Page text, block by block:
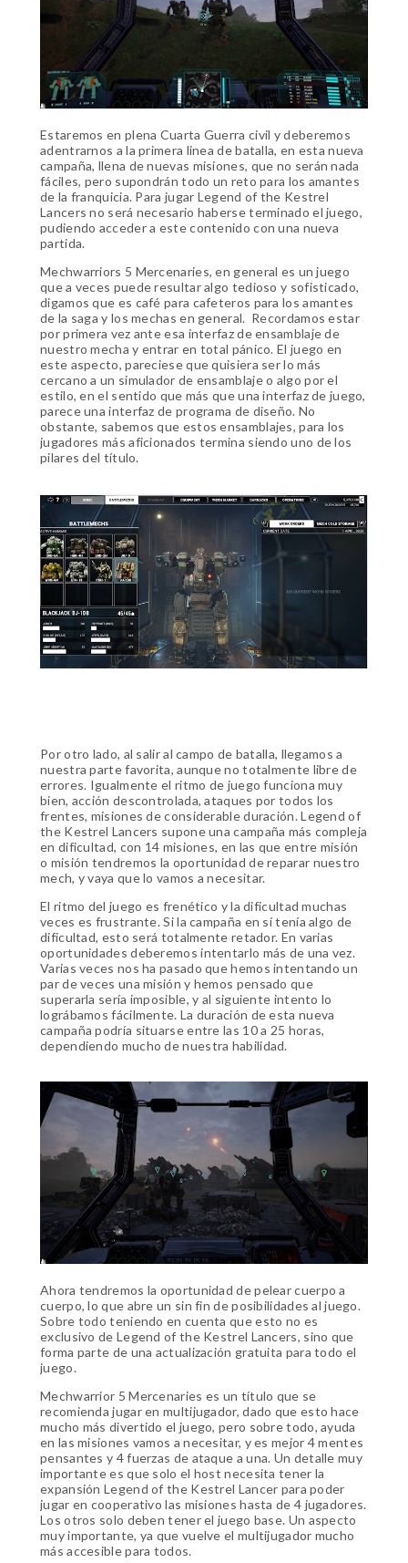
Estaremos en plena Cuarta Guerra civil y deberemos
adentrarnos a la primera linea de batalla, en esta nueva
campaña, llena de nuevas misiones, que no serán nada
fáciles, pero supondrán todo un reto para los amantes
de la franquicia. Para jugar Legend of the Kestrel
Lancers no será necesario haberse terminado el juego,
pudiendo acceder a este contenido con una nueva
partida.
Mechwarriors 5 Mercenaries, en general es un juego
que a veces puede resultar algo tedioso y sofisticado,
digamos que es café para cafeteros para los amantes
de la saga y los mechas en general. Recordamos estar
por primera vez ante esa interfaz de ensamblaje de
nuestro mecha y entrar en total pánico. El juego en
este aspecto, pareciese que quisiera ser lo más
cercano a un simulador de ensamblaje o algo por el
estilo, en el sentido que más que una interfaz de juego,
parece una interfaz de programa de diseño. No
obstante, sabemos que estos ensamblajes, para los
jugadores más aficionados termina siendo uno de los
pilares del título.
Por otro lado, al salir al campo de batalla, llegamos a
nuestra parte favorita, aunque no totalmente libre de
errores. Igualmente el ritmo de juego funciona muy
bien, acción descontrolada, ataques por todos los
frentes, misiones de considerable duración. Legend of
the Kestrel Lancers supone una campaña más compleja
en dificultad, con 14 misiones, en las que entre misión
o misión tendremos la oportunidad de reparar nuestro
mech, y vaya que lo vamos a necesitar.
El ritmo del juego es frenético y la dificultad muchas
veces es frustrante. Si la campaña en sí tenía algo de
dificultad, esto será totalmente retador. En varias
oportunidades deberemos intentarlo más de una vez.
Varias veces nos ha pasado que hemos intentando un
par de veces una misión y hemos pensado que
superarla sería imposible, y al siguiente intento lo
lográbamos fácilmente. La duración de esta nueva
campaña podría situarse entre las 10 a 25 horas,
dependiendo mucho de nuestra habilidad.
Ahora tendremos la oportunidad de pelear cuerpo a
cuerpo, lo que abre un sin fin de posibilidades al juego.
Sobre todo teniendo en cuenta que esto no es
exclusivo de Legend of the Kestrel Lancers, sino que
forma parte de una actualización gratuita para todo el
juego.
Mechwarrior 5 Mercenaries es un título que se
recomienda jugar en multijugador, dado que esto hace
mucho más divertido el juego, pero sobre todo, ayuda
en las misiones vamos a necesitar, y es mejor 4 mentes
pensantes y 4 fuerzas de ataque a una. Un detalle muy
importante es que solo el host necesita tener la
expansión Legend of the Kestrel Lancer para poder
jugar en cooperativo las misiones hasta de 4 jugadores.
Los otros solo deben tener el juego base. Un aspecto
muy importante, ya que vuelve el multijugador mucho
más accesible para todos.